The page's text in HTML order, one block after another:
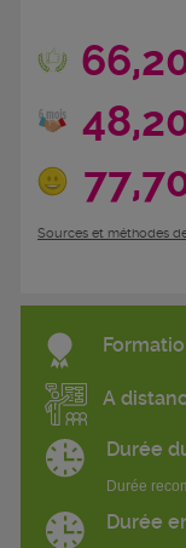
Sources et méthodes
A
Durée
Durée
Durée